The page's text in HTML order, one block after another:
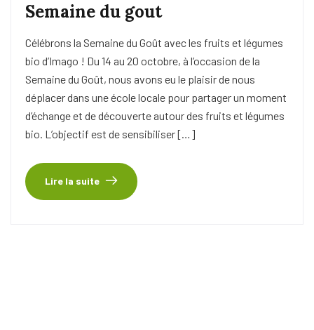
Semaine du gout
Célébrons la Semaine du Goût avec les fruits et légumes
bio d’Imago ! Du 14 au 20 octobre, à l’occasion de la
Semaine du Goût, nous avons eu le plaisir de nous
déplacer dans une école locale pour partager un moment
d’échange et de découverte autour des fruits et légumes
bio. L’objectif est de sensibiliser […]
Lire la suite